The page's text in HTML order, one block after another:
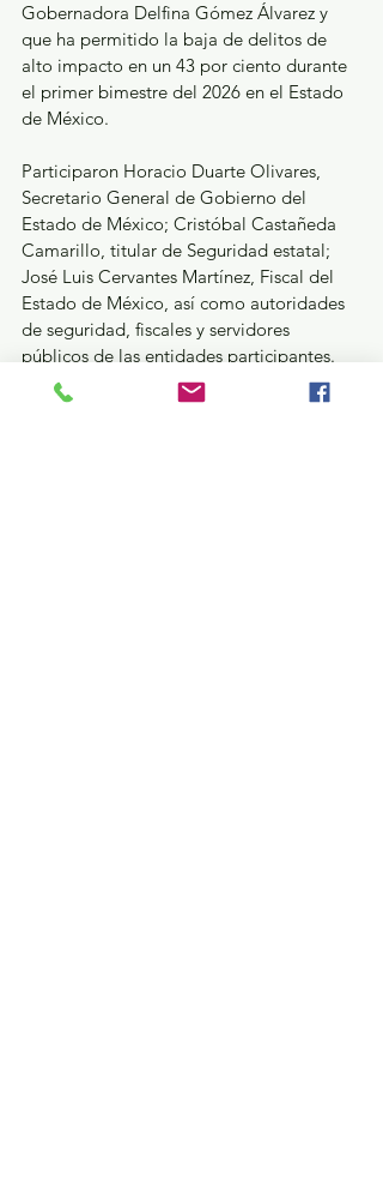
Gobernadora Delfina Gómez Álvarez y
que ha permitido la baja de delitos de
alto impacto en un 43 por ciento durante
el primer bimestre del 2026 en el Estado
de México.
Participaron Horacio Duarte Olivares,
Secretario General de Gobierno del
Estado de México; Cristóbal Castañeda
Camarillo, titular de Seguridad estatal;
José Luis Cervantes Martínez, Fiscal del
Estado de México, así como autoridades
de seguridad, fiscales y servidores
públicos de las entidades participantes.